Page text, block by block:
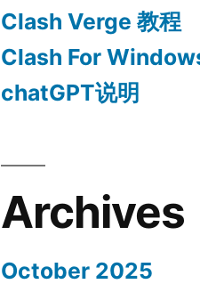
Clash Verge 教程
Clash For
chatGPT说明
Archives
October 2025